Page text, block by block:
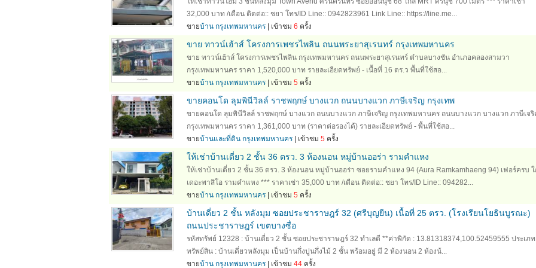
32,000 บาท /เดือน ติดต่อ:: ชยา โทร/ID Line:: 0942823961 Link Line:: https://line.me...
ขายบ้าน กรุงเทพมหานคร| เข้าชม 6 ครั้ง
ขาย ทาวน์เฮ้าส์ โครงการเพชรไพลิน ถนนพระยาสุเรนทร์ กรุงเทพมหานคร
ขาย ทาวน์เฮ้าส์ โครงการเพชรไพลิน กรุงเทพมหานคร ถนนพระยาสุเรนทร์ ตำบลบางชัน อำเภอคลองสามวา
กรุงเทพมหานคร ราคา 1,520,000 บาท รายละเอียดทรัพย์ - เนื้อที่ 16 ตร.ว พื้นที่ใช้สอ...
ขายบ้าน กรุงเทพมหานคร| เข้าชม 5ครั้ง
ขายคอนโด ลุมพินีวิลล์ ราชพฤกษ์ บางแวก ถนนบางแวก ภาษีเจริญ กรุงเทพ
ขายคอนโด ลุมพินีวิลล์ ราชพฤกษ์ บางแวก ถนนบางแวก ภาษีเจริญ กรุงเทพมหานคร ถนนบางแวก บางแวก ภาษีเจ
กรุงเทพมหานคร ราคา 1,361,000 บาท (ราคาต่อรองได้) รายละเอียดทรัพย์ - พื้นที่ใช้สอ...
ขายบ้านและที่ดิน กรุงเทพมหานคร| เข้าชม 5ครั้ง
ให้เช่าบ้านเดี่ยว 2 ชั้น 36 ตรว. 3 ห้องนอน หมู่บ้านออร่า รามคำแหง
ให้เช่าบ้านเดี่ยว 2 ชั้น 36 ตรว. 3 ห้องนอน หมู่บ้านออร่า ซอยรามคำแหง 94 (Aura Ramkamhaeng 94) เฟอร์ครบ ใ
เดอะพาสิโอ รามคำแหง *** ราคาเช่า 35,000 บาท /เดือน ติดต่อ:: ชยา โทร/ID Line:: 094282...
ขายบ้าน กรุงเทพมหานคร| เข้าชม 5ครั้ง
บ้านเดี่ยว 2 ชั้น หลังมุม ซอยประชาราษฎร์ 32 (ศรีบุญยืน) เนื้อที่ 25 ตรว. (โรงเรียนโยธินบูรณะ)
ถนนประชาราษฎร์ เขตบางซื่อ
รหัสทรัพย์ 12328 : บ้านเดี่ยว 2 ชั้น ซอยประชาราษฎร์ 32 ทำเลดี **ค่าพิกัด : 13.81318374,100.52459555 ประเภท
ทรัพย์สิน : บ้านเดี่ยวหลังมุม เป็นบ้านกึ่งปูนกึ่งไม้ 2 ชั้น พร้อมอยู่ มี 2 ห้องนอน 2 ห้องน้...
ขายบ้าน กรุงเทพมหานคร| เข้าชม 44ครั้ง